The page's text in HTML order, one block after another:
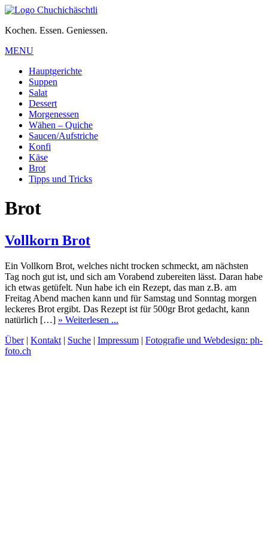
Kochen. Essen. Geniessen.
MENU
Hauptgerichte
Suppen
Salat
Dessert
Morgenessen
Wähen – Quiche
Saucen/Aufstriche
Konfi
Käse
Brot
Tipps und Tricks
Brot
Vollkorn Brot
Ein Vollkorn Brot, welches nicht trocken schmeckt, am nächsten
Tag noch gut ist, und sich am Vorabend zubereiten lässt. Daran habe
ich etwas getüfelt. Nun habe ich ein Rezept, das man z.B. am
Freitag Abend machen kann und für Samstag und Sonntag morgen
leckeres Brot ergibt. Das Rezept ist für 500gr Brot gedacht, kann
natürlich […] » Weiterlesen ...
Über| Kontakt | Suche | Impressum | Fotografie und Webdesign: ph-
foto.ch